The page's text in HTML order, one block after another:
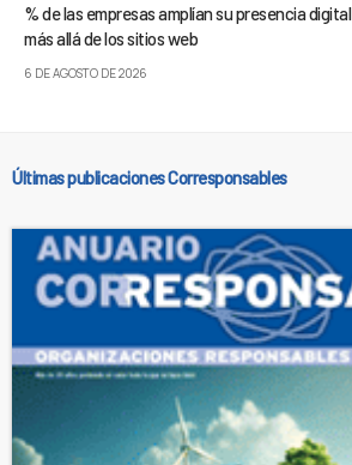
% de las empresas amplían su presencia digital
más allá de los sitios web
6 DE AGOSTO DE 2026
Últimas publicaciones Corresponsables